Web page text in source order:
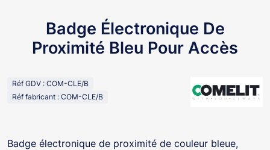
Badge Électronique De
Proximité Bleu Pour Accès
Réf GDV : COM-CLE/B
Réf fabricant : COM-CLE/B
Badge électronique de proximité de couleur bleue,